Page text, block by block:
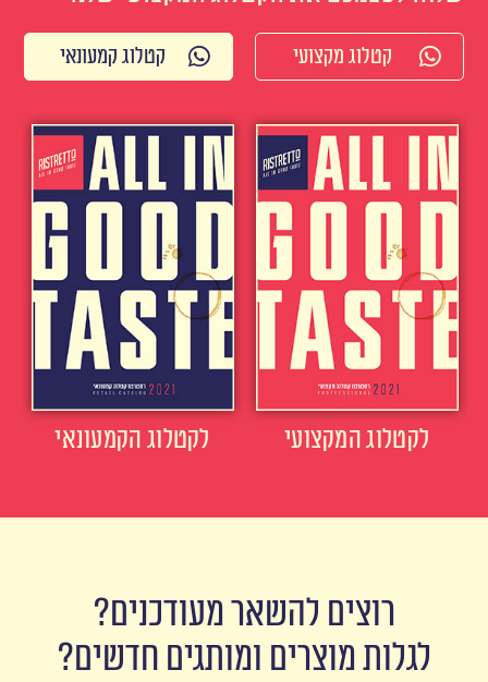
קטלוג מקצועי קטלוג קמעונאי
לקטלוג הקמעונאי לקטלוג המקצועי
רוצים להשאר מעודכנים?
לגלות מוצרים ומותגים חדשים?